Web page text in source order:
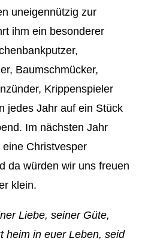
uneigennützig zur
ihm ein besonderer
Baumschmücker,
Krippenspieler
jedes Jahr auf ein Stück
Im nächsten Jahr
Christvesper
da würden wir uns freuen
klein.
Liebe, seiner Güte,
heim in euer Leben, seid